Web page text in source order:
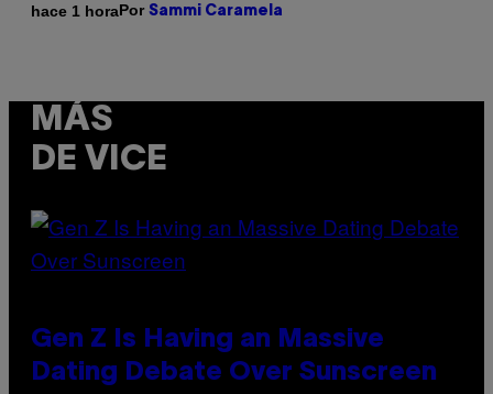
hace 1 horaPor Sammi Caramela
MÁS
DE VICE
Gen Z Is Having an Massive
Dating Debate Over Sunscreen